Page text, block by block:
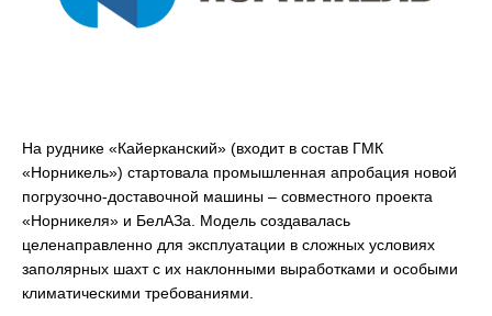
На руднике «Кайерканский» (входит в состав ГМК
«Норникель») стартовала промышленная апробация новой
погрузочно-доставочной машины – совместного проекта
«Норникеля» и БелАЗа. Модель создавалась
целенаправленно для эксплуатации в сложных условиях
заполярных шахт с их наклонными выработками и особыми
климатическими требованиями.